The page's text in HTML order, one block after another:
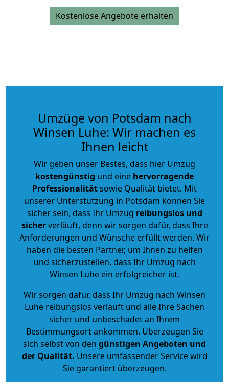
Kostenlose Angebote erhalten
Umzüge von Potsdam nach
Winsen Luhe: Wir machen es
Ihnen leicht
Wir geben unser Bestes, dass hier Umzug
kostengünstig und eine hervorragende
Professionalitätsowie Qualität bietet. Mit
unserer Unterstützung in Potsdam können Sie
sicher sein, dass Ihr Umzug reibungslos und
sicherverläuft, denn wir sorgen dafür, dass Ihre
Anforderungen und Wünsche erfüllt werden. Wir
haben die besten Partner, um Ihnen zu helfen
und sicherzustellen, dass Ihr Umzug nach
Winsen Luhe ein erfolgreicher ist.
Wir sorgen dafür, dass Ihr Umzug nach Winsen
Luhe reibungslos verläuft und alle Ihre Sachen
sicher und unbeschadet an Ihrem
Bestimmungsort ankommen. Überzeugen Sie
sich selbst von den günstigen Angeboten und
der Qualität. Unsere umfassender Service wird
Sie garantiert überzeugen.